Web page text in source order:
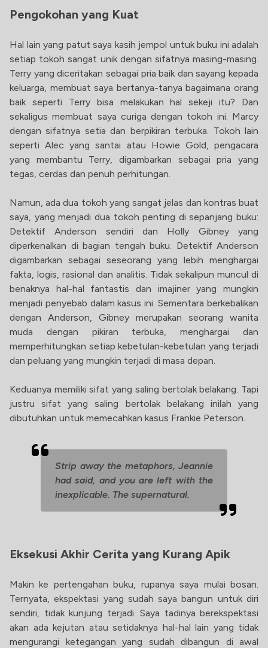
Pengokohan yang Kuat
Hal lain yang patut saya kasih jempol untuk buku ini adalah
setiap tokoh sangat unik dengan sifatnya masing-masing.
Terry yang diceritakan sebagai pria baik dan sayang kepada
keluarga, membuat saya bertanya-tanya bagaimana orang
baik seperti Terry bisa melakukan hal sekeji itu? Dan
sekaligus membuat saya curiga dengan tokoh ini. Marcy
dengan sifatnya setia dan berpikiran terbuka. Tokoh lain
seperti Alec yang santai atau Howie Gold, pengacara
yang membantu Terry, digambarkan sebagai pria yang
tegas, cerdas dan penuh perhitungan.
Namun, ada dua tokoh yang sangat jelas dan kontras buat
saya, yang menjadi dua tokoh penting di sepanjang buku:
Detektif Anderson sendiri dan Holly Gibney yang
diperkenalkan di bagian tengah buku. Detektif Anderson
digambarkan sebagai seseorang yang lebih menghargai
fakta, logis, rasional dan analitis. Tidak sekalipun muncul di
benaknya hal-hal fantastis dan imajiner yang mungkin
menjadi penyebab dalam kasus ini. Sementara berkebalikan
dengan Anderson, Gibney merupakan seorang wanita
muda dengan pikiran terbuka, menghargai dan
memperhitungkan setiap kebetulan-kebetulan yang terjadi
dan peluang yang mungkin terjadi di masa depan.
Keduanya memiliki sifat yang saling bertolak belakang. Tapi
justru sifat yang saling bertolak belakang inilah yang
dibutuhkan untuk memecahkan kasus Frankie Peterson.
Strip away the metaphors, Jeannie
had said, and you are left with the
inexplicable. The supernatural.
Eksekusi Akhir Cerita yang Kurang Apik
Makin ke pertengahan buku, rupanya saya mulai bosan.
Ternyata, ekspektasi yang sudah saya bangun untuk diri
sendiri, tidak kunjung terjadi. Saya tadinya berekspektasi
akan ada kejutan atau setidaknya hal-hal lain yang tidak
mengurangi ketegangan yang sudah dibangun di awal